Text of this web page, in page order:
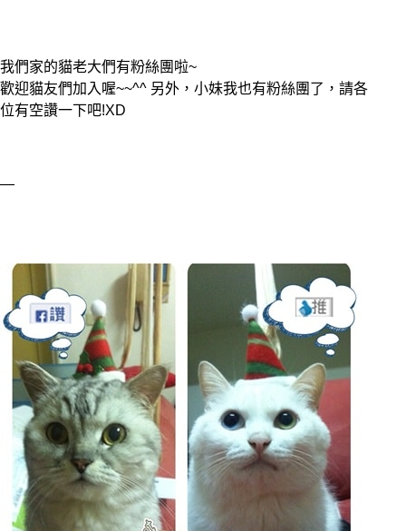
我們家的貓老大們有粉絲團啦~
歡迎貓友們加入喔~~^^ 另外，小妹我也有粉絲團了，請各
位有空讚一下吧!XD
—